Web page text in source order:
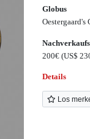
Globus
200€(US$
Details
Los